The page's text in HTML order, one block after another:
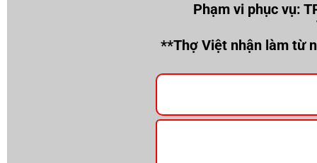
Thi Công Sửa Đá Hoa
Thi Công Lan Can Lục
Sửa Chữa Nhà Vệ Sinh
Thay Mái Tôn
Phạm vi phục vụ:
**Thợ Việt nhận làm từ